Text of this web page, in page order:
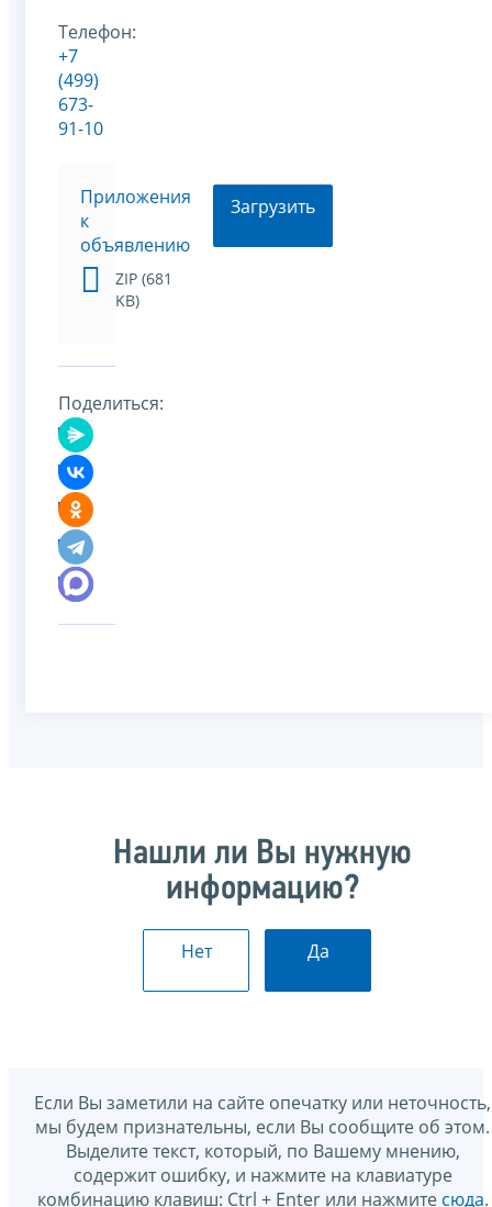
Телефон:
+7
(499)
673-
91-10
Приложения
к
объявлению
ZIP (681
KB)
Загрузить
Поделиться:
Нашли ли Вы нужную
информацию?
Нет Да
Если Вы заметили на сайте опечатку или неточность,
мы будем признательны, если Вы сообщите об этом.
Выделите текст, который, по Вашему мнению,
содержит ошибку, и нажмите на клавиатуре
комбинацию клавиш: Ctrl + Enter или нажмите сюда.